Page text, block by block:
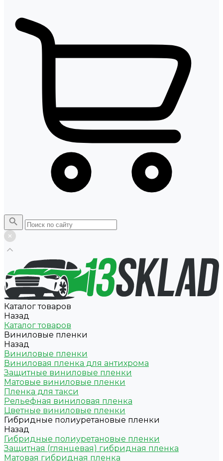
Каталог товаров
Назад
Каталог товаров
Виниловые пленки
Назад
Виниловые пленки
Виниловая пленка для антихрома
Защитные виниловые пленки
Матовые виниловые пленки
Пленка для такси
Рельефная виниловая пленка
Цветные виниловые пленки
Гибридные полиуретановые пленки
Назад
Гибридные полиуретановые пленки
Защитная (глянцевая) гибридная пленка
Матовая гибридная пленка